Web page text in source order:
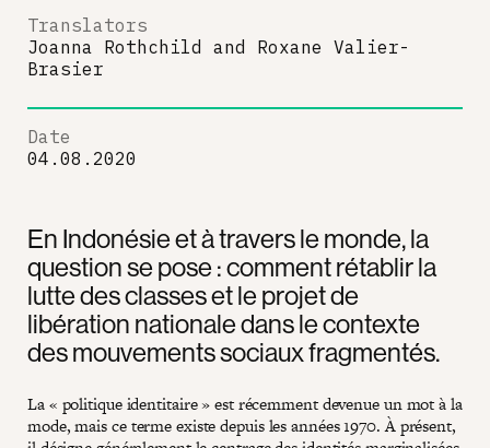
En Indonésie et à travers le monde, la
question se pose : comment rétablir la
lutte des classes et le projet de
libération nationale dans le contexte
des mouvements sociaux fragmentés.
La « politique identitaire » est récemment devenue un mot à la
mode, mais ce terme existe depuis les années 1970. À présent,
Translators
Joanna Rothchild
and Roxane Valier-
Brasier
Date
04.08.2020